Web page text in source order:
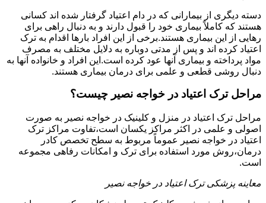
دسته دیگری از بیمارانی که در دام اعتیاد گرفتار شده اند کسانی
هستند که کاملاً بیماری خود را قبول دارند و به دنبال راهی برای
رهایی از این بیماری هستند.برخی از این افراد بارها اقدام به ترک
اعتیاد کرده اند و پس از مدتی دوباره به دلایل مختلف به مصرف
مواد پرداخته و بیماری آنها عود کرده است.این افراد و خانواده آنها به
دنبال روشی قطعی و علمی برای درمان بیماری هستند.
مراحل ترک اعتیاد در خواجه نصیر چیست؟
مراحل ترک اعتیاد در منزل و کلینیک در خواجه نصیر به صورت
اصولی و علمی در اکثر مراکز یکسان است،تفاوت مراکز ترک
اعتیاد در خواجه نصیر عموماً مربوط به سطح تخصص کادر
درمان،روش مورد استفاده برای ترک و امکانات رفاهی مجموعه
است.
معاینه پزشکی ترک اعتیاد در خواجه نصیر